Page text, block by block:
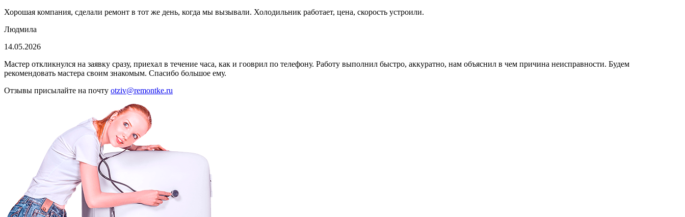
Хорошая компания, сделали ремонт в тот же день, когда мы вызывали. Холодильник работает, цена, скорость устроили.
Людмила
14.05.2026
Мастер откликнулся на заявку сразу, приехал в течение часа, как и гооврил по телефону. Работу выполнил быстро, аккуратно, нам объяснил в чем причина неисправности. Будем
рекомендовать мастера своим знакомым. Спасибо большое ему.
Отзывы присылайте на почту otziv@remontke.ru